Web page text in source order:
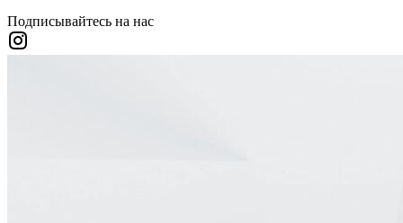
Подписывайтесь на нас